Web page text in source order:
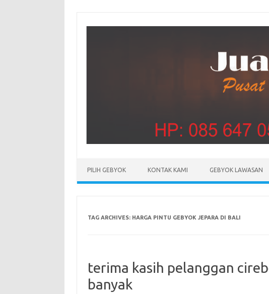
PILIH GEBYOK KONTAK KAMI GEBYOK LAWASAN
TAG ARCHIVES: HARGA PINTU GEBYOK JEPARA DI BALI
terima kasih pelanggan
banyak